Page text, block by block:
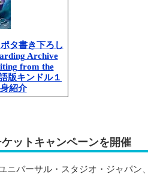
タ書き下ろし
Archive
from the
版キンドル１
紹介
ットキャンペーンを開催
ニバーサル・スタジオ・ジャパン